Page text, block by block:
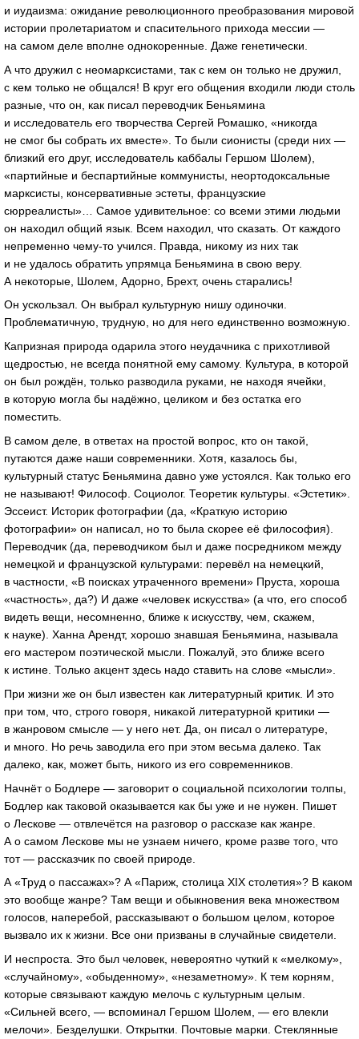
и иудаизма: ожидание революционного преобразования мировой
истории пролетариатом и спасительного прихода мессии —
на самом деле вполне однокоренные. Даже генетически.
А что дружил с неомарксистами, так с кем он только не дружил,
с кем только не общался! В круг его общения входили люди столь
разные, что он, как писал переводчик Беньямина
и исследователь его творчества Сергей Ромашко, «никогда
не смог бы собрать их вместе». То были сионисты (среди них —
близкий его друг, исследователь каббалы Гершом Шолем),
«партийные и беспартийные коммунисты, неортодоксальные
марксисты, консервативные эстеты, французские
сюрреалисты»… Самое удивительное: со всеми этими людьми
он находил общий язык. Всем находил, что сказать. От каждого
непременно чему-то учился. Правда, никому из них так
и не удалось обратить упрямца Беньямина в свою веру.
А некоторые, Шолем, Адорно, Брехт, очень старались!
Он ускользал. Он выбрал культурную нишу одиночки.
Проблематичную, трудную, но для него единственно возможную.
Капризная природа одарила этого неудачника с прихотливой
щедростью, не всегда понятной ему самому. Культура, в которой
он был рождён, только разводила руками, не находя ячейки,
в которую могла бы надёжно, целиком и без остатка его
поместить.
В самом деле, в ответах на простой вопрос, кто он такой,
путаются даже наши современники. Хотя, казалось бы,
культурный статус Беньямина давно уже устоялся. Как только его
не называют! Философ. Социолог. Теоретик культуры. «Эстетик».
Эссеист. Историк фотографии (да, «Краткую историю
фотографии» он написал, но то была скорее её философия).
Переводчик (да, переводчиком был и даже посредником между
немецкой и французской культурами: перевёл на немецкий,
в частности, «В поисках утраченного времени» Пруста, хороша
«частность», да?) И даже «человек искусства» (а что, его способ
видеть вещи, несомненно, ближе к искусству, чем, скажем,
к науке). Ханна Арендт, хорошо знавшая Беньямина, называла
его мастером поэтической мысли. Пожалуй, это ближе всего
к истине. Только акцент здесь надо ставить на слове «мысли».
При жизни же он был известен как литературный критик. И это
при том, что, строго говоря, никакой литературной критики —
в жанровом смысле — у него нет. Да, он писал о литературе,
и много. Но речь заводила его при этом весьма далеко. Так
далеко, как, может быть, никого из его современников.
Начнёт о Бодлере — заговорит о социальной психологии толпы,
Бодлер как таковой оказывается как бы уже и не нужен. Пишет
о Лескове — отвлечётся на разговор о рассказе как жанре.
А о самом Лескове мы не узнаем ничего, кроме разве того, что
тот — рассказчик по своей природе.
А «Труд о пассажах»? А «Париж, столица XIX столетия»? В каком
это вообще жанре? Там вещи и обыкновения века множеством
голосов, наперебой, рассказывают о большом целом, которое
вызвало их к жизни. Все они призваны в случайные свидетели.
И неспроста. Это был человек, невероятно чуткий к «мелкому»,
«случайному», «обыденному», «незаметному». К тем корням,
которые связывают каждую мелочь с культурным целым.
«Сильней всего, — вспоминал Гершом Шолем, — его влекли
мелочи». Безделушки. Открытки. Почтовые марки. Стеклянные